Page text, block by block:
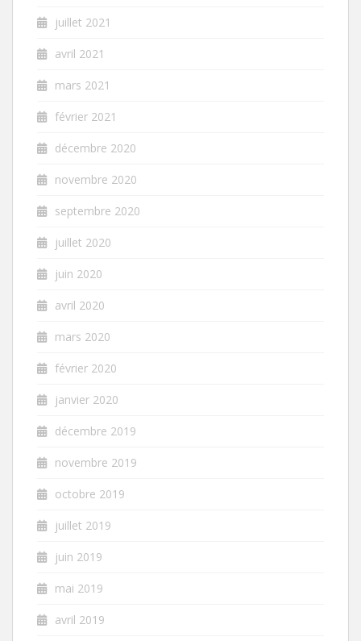
juillet 2021
avril 2021
mars 2021
février 2021
décembre 2020
novembre 2020
septembre 2020
juillet 2020
juin 2020
avril 2020
mars 2020
février 2020
janvier 2020
décembre 2019
novembre 2019
octobre 2019
juillet 2019
juin 2019
mai 2019
avril 2019